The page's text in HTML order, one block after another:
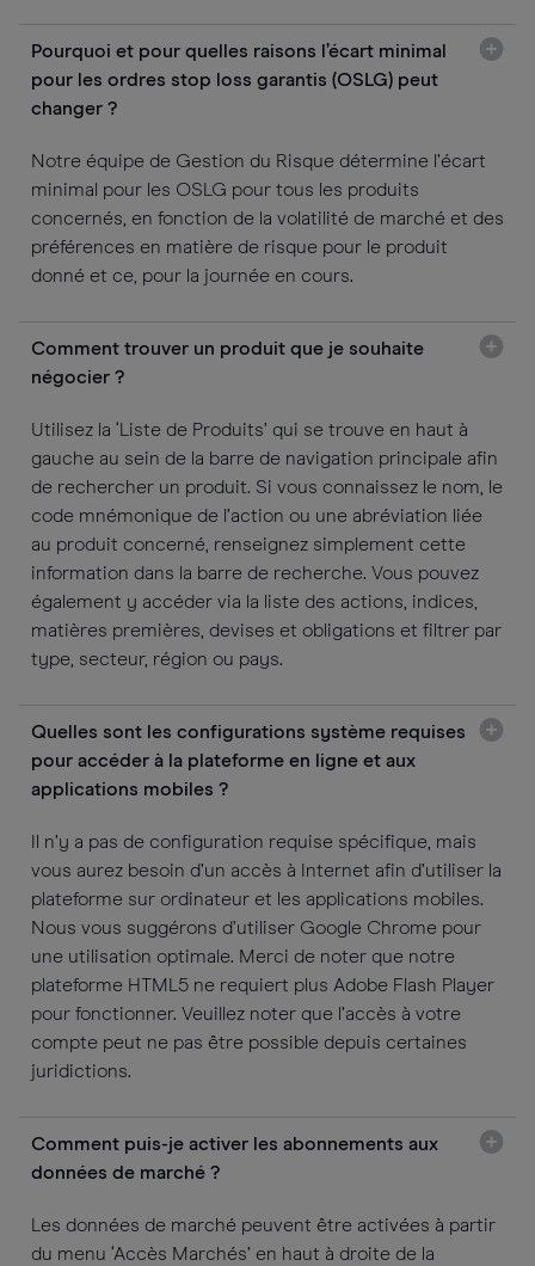
Pourquoi et pour quelles raisons l’écart minimal
pour les ordres stop loss garantis (OSLG) peut
changer ?
Notre équipe de Gestion du Risque détermine l’écart
minimal pour les OSLG pour tous les produits
concernés, en fonction de la volatilité de marché et des
préférences en matière de risque pour le produit
donné et ce, pour la journée en cours.
Comment trouver un produit que je souhaite
négocier ?
Utilisez la ‘Liste de Produits’ qui se trouve en haut à
gauche au sein de la barre de navigation principale afin
de rechercher un produit. Si vous connaissez le nom, le
code mnémonique de l’action ou une abréviation liée
au produit concerné, renseignez simplement cette
information dans la barre de recherche. Vous pouvez
également y accéder via la liste des actions, indices,
matières premières, devises et obligations et filtrer par
type, secteur, région ou pays.
Quelles sont les configurations système requises
pour accéder à la plateforme en ligne et aux
applications mobiles ?
Il n’y a pas de configuration requise spécifique, mais
vous aurez besoin d’un accès à Internet afin d’utiliser la
plateforme sur ordinateur et les applications mobiles.
Nous vous suggérons d’utiliser Google Chrome pour
une utilisation optimale. Merci de noter que notre
plateforme HTML5 ne requiert plus Adobe Flash Player
pour fonctionner. Veuillez noter que l’accès à votre
compte peut ne pas être possible depuis certaines
juridictions.
Comment puis-je activer les abonnements aux
données de marché ?
Les données de marché peuvent être activées à partir
du menu ‘Accès Marchés’ en haut à droite de la